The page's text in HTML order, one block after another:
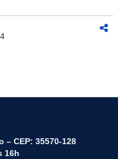
– CEP: 35570-128
16h